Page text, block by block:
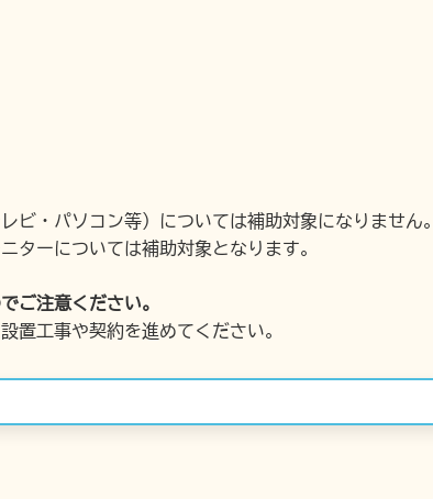
・パソコン等）については補助対象になりません。
ターについては補助対象となります。
ご注意ください。
置工事や契約を進めてください。